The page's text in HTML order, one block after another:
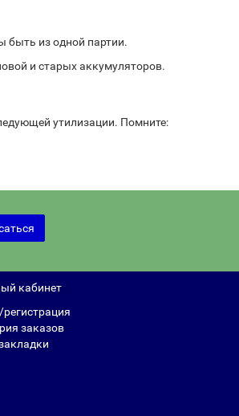
быть из одной партии.
и старых аккумуляторов.
утилизации. Помните:
кабинет
заказов